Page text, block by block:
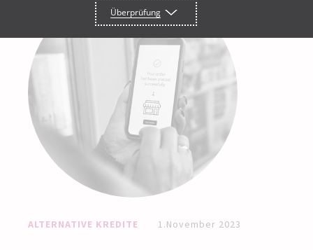
ALTERNATIVE KREDITE 1.November 2023
Überprüfung